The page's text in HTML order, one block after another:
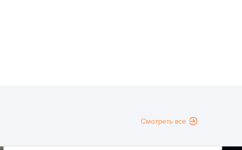
Смотреть все